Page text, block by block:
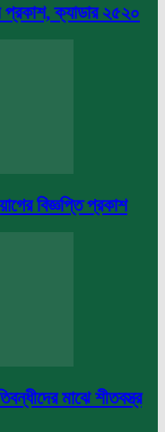
ক্যাডার ২৫২০
বিজ্ঞপ্তি প্রকাশ
মাঝে শীতবস্ত্র